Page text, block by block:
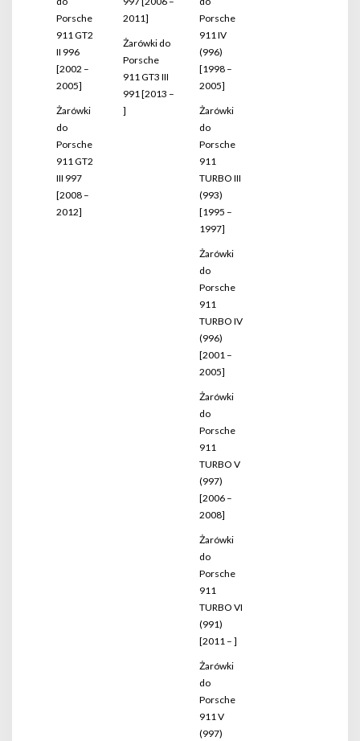
Porsche
911 GT2
II 996
[2002 –
2005]
Żarówki
do
Porsche
911 GT2
III 997
[2008 –
2012]
2011]
Żarówki do
Porsche
911 GT3 III
991 [2013 –
]
Porsche
911 IV
(996)
[1998 –
2005]
Żarówki
do
Porsche
911
TURBO III
(993)
[1995 –
1997]
Żarówki
do
Porsche
911
TURBO IV
(996)
[2001 –
2005]
Żarówki
do
Porsche
911
TURBO V
(997)
[2006 –
2008]
Żarówki
do
Porsche
911
TURBO VI
(991)
[2011 – ]
Żarówki
do
Porsche
911 V
(997)